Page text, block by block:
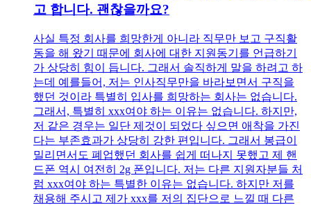
고 합니다. 괜찮을까요?
사실 특정 회사를 희망한게 아니라 직무만 보고 구직활
동을 해 왔기 때문에 회사에 대한 지원동기를 언급하기
가 상당히 힘이 듭니다. 그래서 솔직하게 말을 하려고 하
는데 예를들어, 저는 인사직무만을 바라보면서 구직을
했던 것이라 특별히 입사를 희망하는 회사는 없습니다.
그래서, 특별히 xxx여야 하는 이유는 없습니다. 하지만,
저 같은 경우는 일단 제것이 되었다 싶으면 애착을 가진
다는 부존효과가 상당히 강한 편입니다. 그래서 봉급이
밀리면서도 폐업했던 회사를 쉽게 떠나지 못했고 제 핸
드폰 역시 여전히 2g 폰입니다. 저는 다른 지원자분들 처
럼 xxx여야 하는 특별한 이유는 없습니다. 하지만 저를
채용해 주시고 제가 xxx를 저의 집단으로 느낄 때 다른